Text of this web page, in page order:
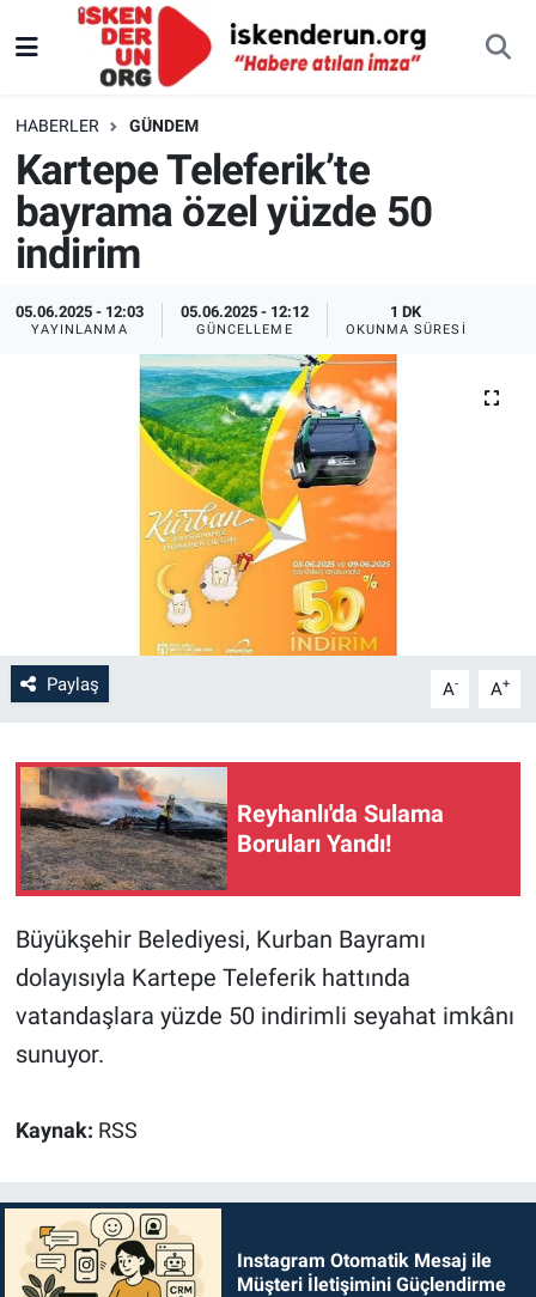
HABERLER GÜNDEM
Kartepe Teleferik’te
bayrama özel yüzde 50
indirim
05.06.2025 - 12:03
YAYINLANMA
05.06.2025 - 12:12
GÜNCELLEME
1 DK
OKUNMA SÜRESI
Paylaş A- A+
Reyhanlı'da Sulama
Boruları Yandı!
Büyükşehir Belediyesi, Kurban Bayramı
dolayısıyla Kartepe Teleferik hattında
vatandaşlara yüzde 50 indirimli seyahat imkânı
sunuyor.
Kaynak: RSS
Instagram Otomatik Mesaj ile
Müşteri İletişimini Güçlendirme